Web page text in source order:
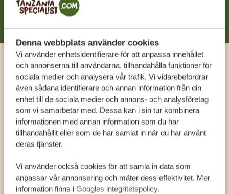
Denna webbplats använder cookies
Vi använder enhetsidentifierare för att anpassa innehållet
och annonserna till användarna, tillhandahålla funktioner för
sociala medier och analysera vår trafik. Vi vidarebefordrar
även sådana identifierare och annan information från din
enhet till de sociala medier och annons- och analysföretag
som vi samarbetar med. Dessa kan i sin tur kombinera
informationen med annan information som du har
tillhandahållit eller som de har samlat in när du har använt
deras tjänster.
Vi använder också cookies för att samla in data som
anpassar vår annonsering och mäter dess effektivitet. Mer
information finns i Googles integritetspolicy.
BÖRJA PLANERA DIN RESA
Ring en expert
FÅ PERSONLIG RÅDGIVNING FRÅN VÅRA
EXPERTER
KONTAKT